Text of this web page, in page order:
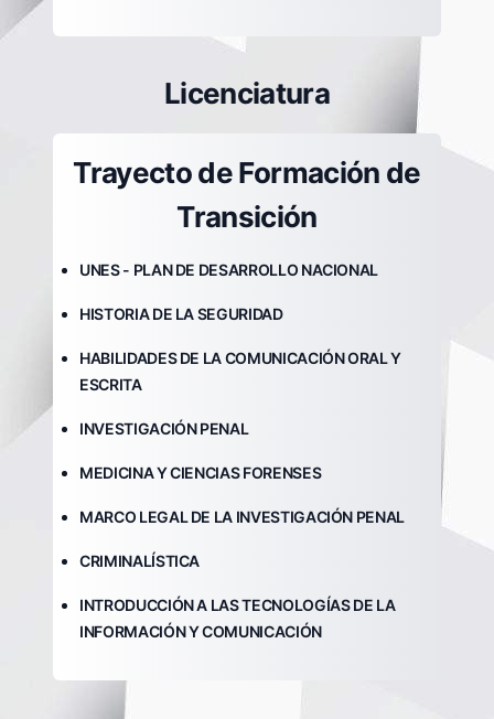
Licenciatura
Trayecto de Formación de
Transición
UNES - PLAN DE DESARROLLO NACIONAL
HISTORIA DE LA SEGURIDAD
HABILIDADES DE LA COMUNICACIÓN ORAL Y
ESCRITA
INVESTIGACIÓN PENAL
MEDICINA Y CIENCIAS FORENSES
MARCO LEGAL DE LA INVESTIGACIÓN PENAL
CRIMINALÍSTICA
INTRODUCCIÓN A LAS TECNOLOGÍAS DE LA
INFORMACIÓN Y COMUNICACIÓN